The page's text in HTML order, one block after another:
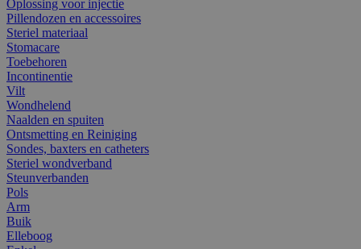
Oplossing voor injectie
Pillendozen en accessoires
Steriel materiaal
Stomacare
Toebehoren
Incontinentie
Vilt
Wondhelend
Naalden en spuiten
Ontsmetting en Reiniging
Sondes, baxters en catheters
Steriel wondverband
Steunverbanden
Pols
Arm
Buik
Elleboog